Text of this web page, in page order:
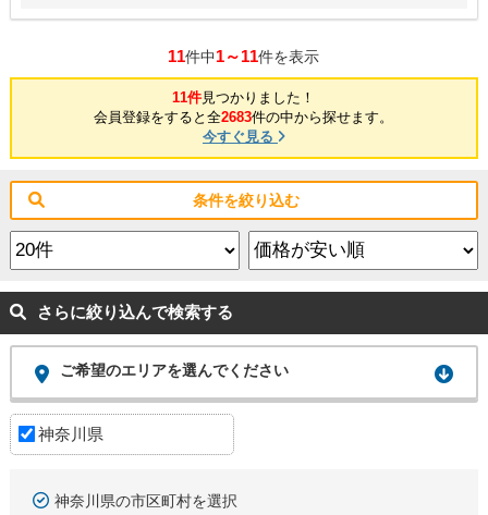
11件中1～11件を表示
11件見つかりました！
会員登録をすると全2683件の中から探せます。
今すぐ見る
条件を絞り込む
さらに絞り込んで検索する
ご希望のエリアを選んでください
神奈川県
神奈川県の市区町村を選択